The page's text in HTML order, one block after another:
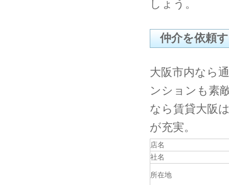
しょう。
仲介を依頼
大阪市内なら
ンションも素
なら賃貸大阪
が充実。
店名
社名
所在地